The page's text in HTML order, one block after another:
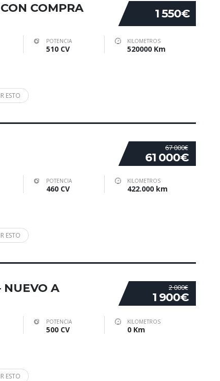
1 550€
COMPRA
POTENCIA
510 CV
KILOMETROS
520000 Km
ESTO
67 000€
61 000€
POTENCIA
460 CV
KILOMETROS
422.000 km
ESTO
2 000€
1 900€
NUEVO A
POTENCIA
500 CV
KILOMETROS
0 Km
ESTO